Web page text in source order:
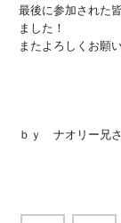
最後に参加された
ました！
またよろしくお願
ｂｙ ナオリー兄さ